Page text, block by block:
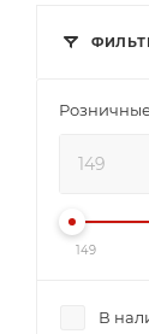
149
В